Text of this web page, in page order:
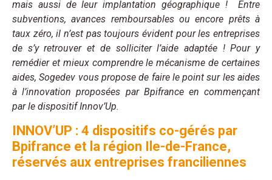
mais aussi de leur implantation géographique ! Entre
subventions, avances remboursables ou encore prêts à
taux zéro, il n’est pas toujours évident pour les entreprises
de s’y retrouver et de solliciter l’aide adaptée ! Pour y
remédier et mieux comprendre le mécanisme de certaines
aides, Sogedev vous propose de faire le point sur les aides
à l’innovation proposées par Bpifrance en commençant
par le dispositif Innov’Up.
INNOV’UP : 4 dispositifs co-gérés par
Bpifrance et la région Ile-de-France,
réservés aux entreprises franciliennes